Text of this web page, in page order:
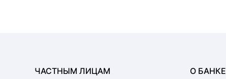
ЧАСТНЫМ ЛИЦАМ О БАНКЕ